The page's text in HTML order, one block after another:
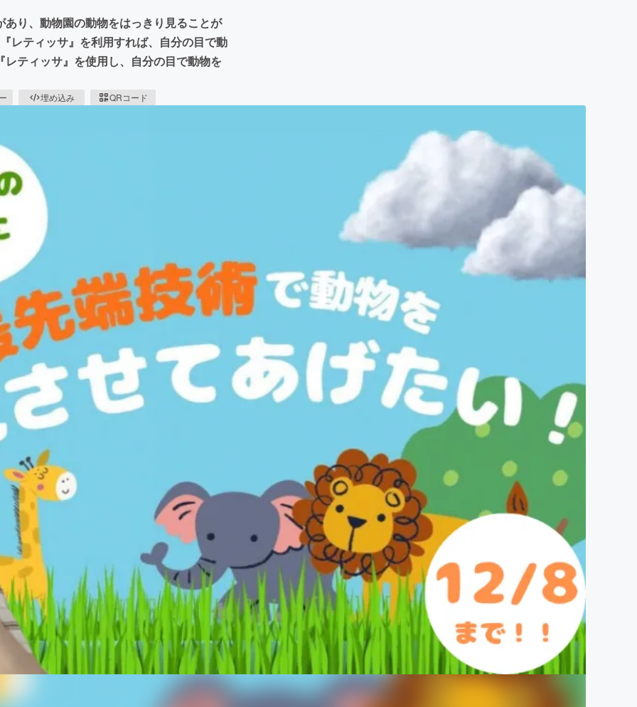
り、動物園の動物をはっきり見ることが
レティッサ』を利用すれば、自分の目で動
ティッサ』を使用し、自分の目で動物を
埋め込み QRコード